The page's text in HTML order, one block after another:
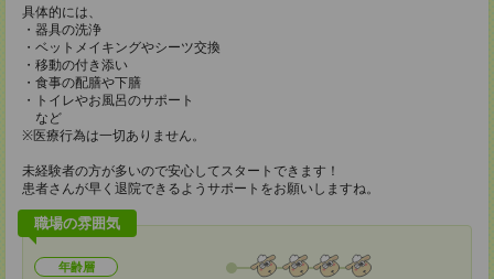
具体的には、
・器具の洗浄
・ベットメイキングやシーツ交換
・移動の付き添い
・食事の配膳や下膳
・トイレやお風呂のサポート
など
※医療行為は一切ありません。
未経験者の方が多いので安心してスタートできます！
患者さんが早く退院できるようサポートをお願いしますね。
職場の雰囲気
年齢層